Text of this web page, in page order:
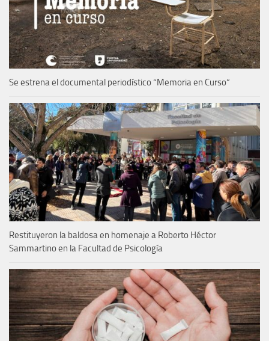
Se estrena el documental periodístico “Memoria en Curso”
Restituyeron la baldosa en homenaje a Roberto Héctor
Sammartino en la Facultad de Psicología